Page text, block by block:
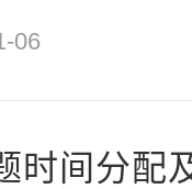
06
时间分配